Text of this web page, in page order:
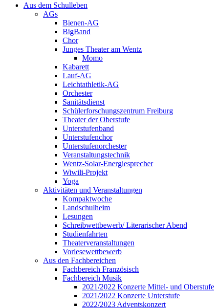
Aus dem Schulleben
AGs
Bienen-AG
BigBand
Chor
Junges Theater am Wentz
Momo
Kabarett
Lauf-AG
Leichtathletik-AG
Orchester
Sanitätsdienst
Schülerforschungszentrum Freiburg
Theater der Oberstufe
Unterstufenband
Unterstufenchor
Unterstufenorchester
Veranstaltungstechnik
Wentz-Solar-Energiesprecher
Wiwili-Projekt
Yoga
Aktivitäten und Veranstaltungen
Kompaktwoche
Landschulheim
Lesungen
Schreibwettbewerb/ Literarischer Abend
Studienfahrten
Theaterveranstaltungen
Vorlesewettbewerb
Aus den Fachbereichen
Fachbereich Französisch
Fachbereich Musik
2021/2022 Konzerte Mittel- und Oberstufe
2021/2022 Konzerte Unterstufe
2022/2023 Adventskonzert